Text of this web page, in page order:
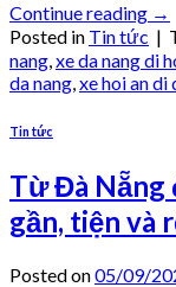
Continue reading →
Posted in Tin tức |
nang,xe da nang di
da nang,xe hoi an di
Tin tức
Từ Đà Nẵng
gần, tiện và
Posted on05/09/